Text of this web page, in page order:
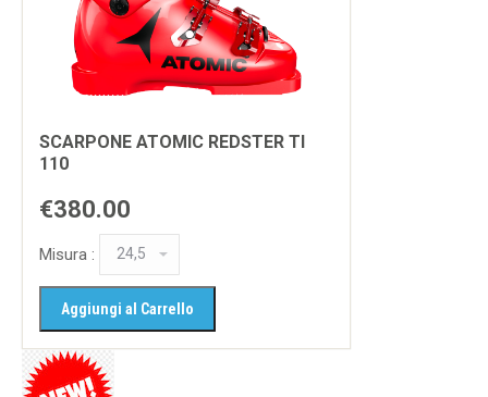
SCARPONE ATOMIC REDSTER TI
110
€380.00
Misura :